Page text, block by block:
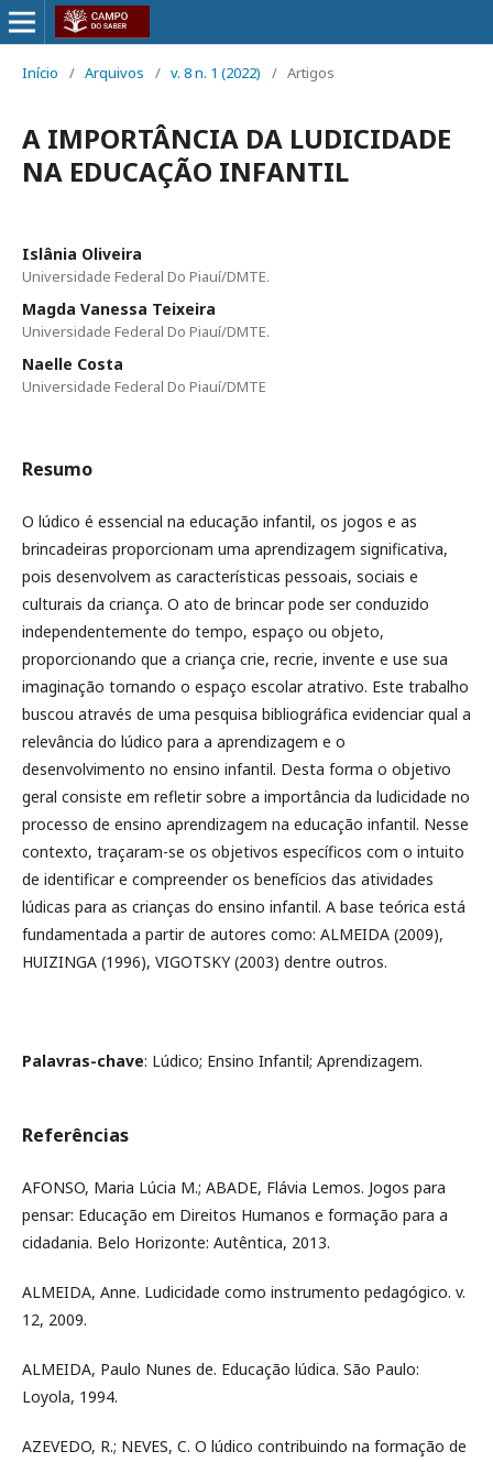
Início / Arquivos / v. 8 n. 1 (2022) / Artigos
A IMPORTÂNCIA DA LUDICIDADE
NA EDUCAÇÃO INFANTIL
Islânia Oliveira
Universidade Federal Do Piauí/DMTE.
Magda Vanessa Teixeira
Universidade Federal Do Piauí/DMTE.
Naelle Costa
Universidade Federal Do Piauí/DMTE
Resumo
O lúdico é essencial na educação infantil, os jogos e as
brincadeiras proporcionam uma aprendizagem significativa,
pois desenvolvem as características pessoais, sociais e
culturais da criança. O ato de brincar pode ser conduzido
independentemente do tempo, espaço ou objeto,
proporcionando que a criança crie, recrie, invente e use sua
imaginação tornando o espaço escolar atrativo. Este trabalho
buscou através de uma pesquisa bibliográfica evidenciar qual a
relevância do lúdico para a aprendizagem e o
desenvolvimento no ensino infantil. Desta forma o objetivo
geral consiste em refletir sobre a importância da ludicidade no
processo de ensino aprendizagem na educação infantil. Nesse
contexto, traçaram-se os objetivos específicos com o intuito
de identificar e compreender os benefícios das atividades
lúdicas para as crianças do ensino infantil. A base teórica está
fundamentada a partir de autores como: ALMEIDA (2009),
HUIZINGA (1996), VIGOTSKY (2003) dentre outros.
Palavras-chave: Lúdico; Ensino Infantil; Aprendizagem.
Referências
AFONSO, Maria Lúcia M.; ABADE, Flávia Lemos. Jogos para
pensar: Educação em Direitos Humanos e formação para a
cidadania. Belo Horizonte: Autêntica, 2013.
ALMEIDA, Anne. Ludicidade como instrumento pedagógico. v.
12, 2009.
ALMEIDA, Paulo Nunes de. Educação lúdica. São Paulo:
Loyola, 1994.
AZEVEDO, R.; NEVES, C. O lúdico contribuindo na formação de